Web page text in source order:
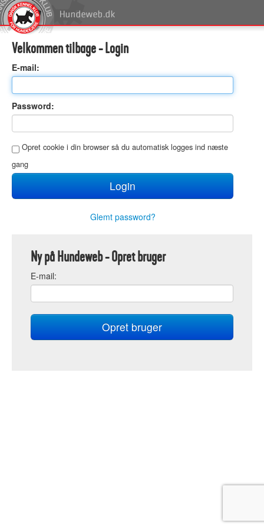
Velkommen tilbage - Login
E-mail:
Password:
Opret cookie i din browser så du automatisk logges ind næste
gang
Glemt password?
Ny på Hundeweb - Opret bruger
E-mail: